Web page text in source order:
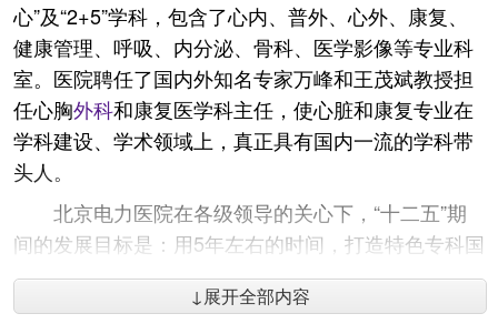
心”及“2+5”学科，包含了心内、普外、心外、康复、
健康管理、呼吸、内分泌、骨科、医学影像等专业科
室。医院聘任了国内外知名专家万峰和王茂斌教授担
任心胸外科和康复医学科主任，使心脏和康复专业在
学科建设、学术领域上，真正具有国内一流的学科带
头人。
北京电力医院在各级领导的关心下，“十二五”期
间的发展目标是：用5年左右的时间，打造特色专科国
内知名、综合实力北京一流、管理服务国际接轨的高
品质三级甲等医院，建成国家电网公司的医疗中心和
↓展开全部内容